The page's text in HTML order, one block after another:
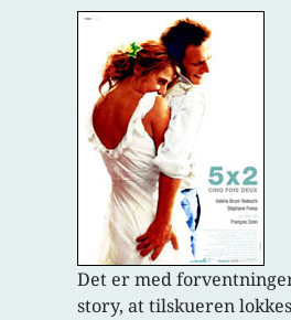
Det er med
story, at tilskueren